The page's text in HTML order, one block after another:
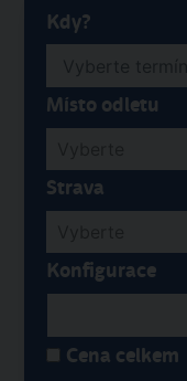
Kdy?
Místo odletu
Strava
Konfigurace
Cena celkem